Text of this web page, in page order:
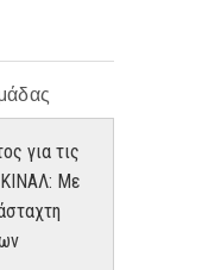
για τις
ΚΙΝΑΛ: Με